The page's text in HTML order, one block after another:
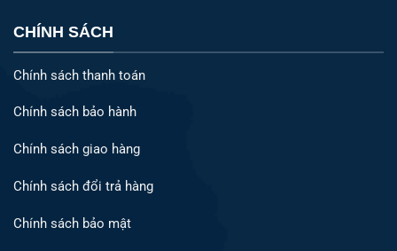
CHÍNH SÁCH
Chính sách thanh toán
Chính sách bảo hành
Chính sách giao hàng
Chính sách đổi trả hàng
Chính sách bảo mật